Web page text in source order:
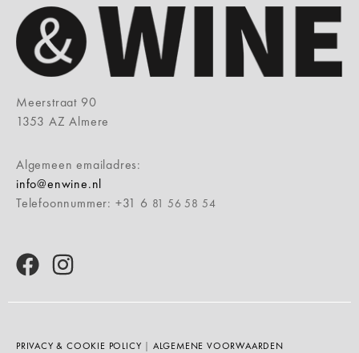
Meerstraat 90
1353 AZ Almere
Algemeen emailadres:
info@enwine.nl
Telefoonnummer: +31 6 81 56 58 54
PRIVACY & COOKIE POLICY | ALGEMENE VOORWAARDEN